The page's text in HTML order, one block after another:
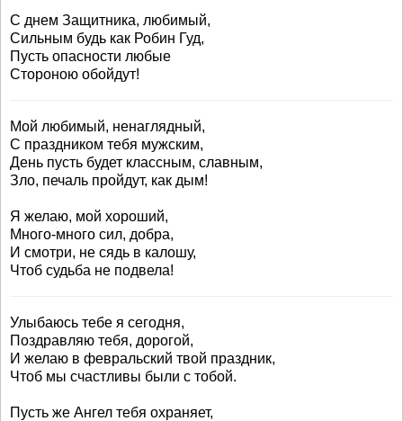
С днем Защитника, любимый,
Сильным будь как Робин Гуд,
Пусть опасности любые
Стороною обойдут!
Мой любимый, ненаглядный,
С праздником тебя мужским,
День пусть будет классным, славным,
Зло, печаль пройдут, как дым!
Я желаю, мой хороший,
Много-много сил, добра,
И смотри, не сядь в калошу,
Чтоб судьба не подвела!
Улыбаюсь тебе я сегодня,
Поздравляю тебя, дорогой,
И желаю в февральский твой праздник,
Чтоб мы счастливы были с тобой.
Пусть же Ангел тебя охраняет,